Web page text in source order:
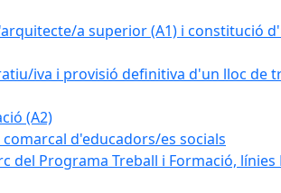
a superior (A1) i constitució
iva i provisió definitiva d'un lloc de
(A2)
d'educadors/es socials
del Programa Treball i Formació, línies